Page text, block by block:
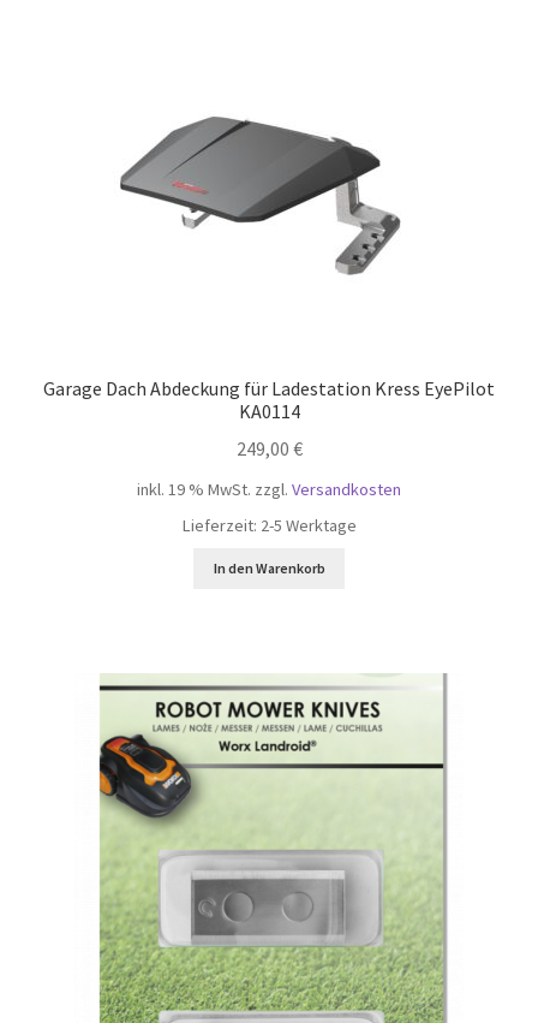
Garage Dach Abdeckung für Ladestation Kress EyePilot
KA0114
249,00 €
inkl. 19 % MwSt. zzgl. Versandkosten
Lieferzeit: 2-5 Werktage
In den Warenkorb